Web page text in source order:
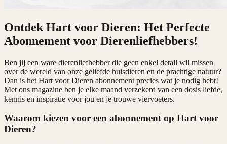
Ontdek Hart voor Dieren: Het Perfecte
Abonnement voor Dierenliefhebbers!
Ben jij een ware dierenliefhebber die geen enkel detail wil missen
over de wereld van onze geliefde huisdieren en de prachtige natuur?
Dan is het Hart voor Dieren abonnement precies wat je nodig hebt!
Met ons magazine ben je elke maand verzekerd van een dosis liefde,
kennis en inspiratie voor jou en je trouwe viervoeters.
Waarom kiezen voor een abonnement op Hart voor
Dieren?